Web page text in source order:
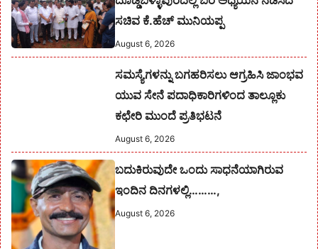
ಸಚಿವ ಕೆ.ಹೆಚ್ ಮುನಿಯಪ್ಪ
August 6, 2026
ಸಮಸ್ಯೆಗಳನ್ನು ಬಗಹರಿಸಲು ಆಗ್ರಹಿಸಿ ಜಾಂಭವ
ಯುವ ಸೇನೆ ಪದಾಧಿಕಾರಿಗಳಿಂದ ತಾಲ್ಲೂಕು
ಕಛೇರಿ ಮುಂದೆ ಪ್ರತಿಭಟನೆ
August 6, 2026
ಬದುಕಿರುವುದೇ ಒಂದು ಸಾಧನೆಯಾಗಿರುವ
ಇಂದಿನ ದಿನಗಳಲ್ಲಿ………,
August 6, 2026